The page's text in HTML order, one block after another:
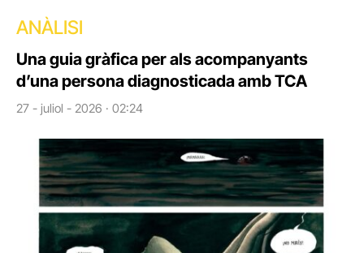
ANÀLISI
Una guia gràfica per als acompanyants
d’una persona diagnosticada amb TCA
27 - juliol - 2026 · 02:24